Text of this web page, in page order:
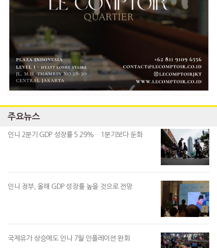
주요뉴스
인니 2분기 GDP 성장률 5.29%…1분기보다 둔화
인니 정부, 올해 GDP 성장률 높을 것으로 전망
국제유가 상승에도 인니 7월 인플레이션 완화